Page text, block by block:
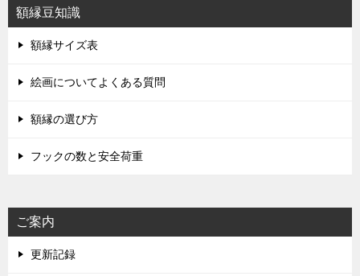
額縁豆知識
額縁サイズ表
絵画についてよくある質問
額縁の選び方
フックの数と安全荷重
ご案内
更新記録